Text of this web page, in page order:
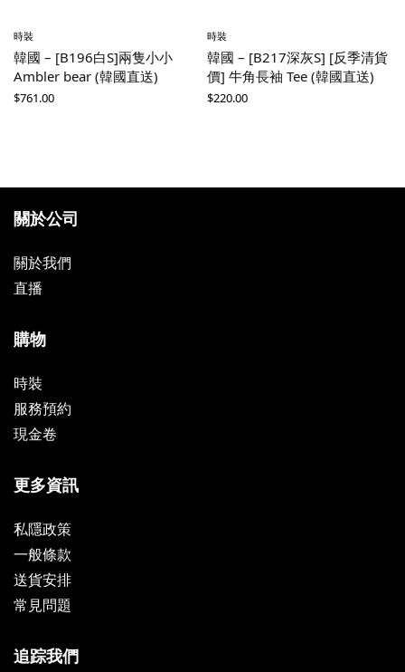
時裝
韓國 – [B196白S]兩隻小小
Ambler bear (韓國直送)
$761.00
時裝
韓國 – [B217深灰S] [反季清貨
價] 牛角長袖 Tee (韓國直送)
$220.00
關於公司
關於我們
直播
購物
時裝
服務預約
現金卷
更多資訊
私隱政策
一般條款
送貨安排
常見問題
追踪我們